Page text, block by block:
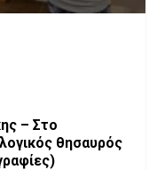
– Στο
θησαυρός